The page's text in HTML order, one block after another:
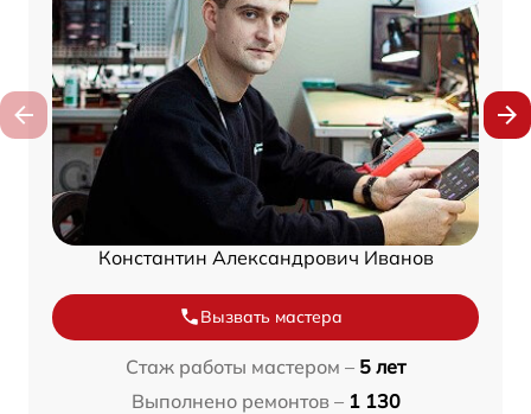
Константин Александрович Иванов
Вызвать мастера
Стаж работы мастером – 5 лет
Выполнено ремонтов – 1 130